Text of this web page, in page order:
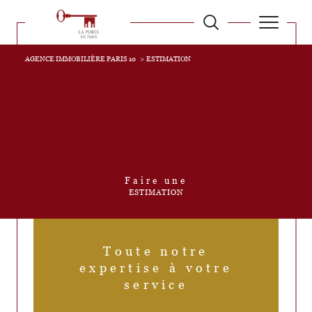
AGENCE IMMOBILIÈRE PARIS 10 ESTIMATION
Faire une
ESTIMATION
Toute notre
expertise à votre
service